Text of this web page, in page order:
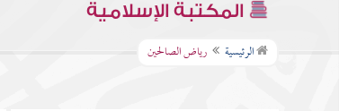
المكتبة الإسلامية
الرئيسية رياض الصالحين